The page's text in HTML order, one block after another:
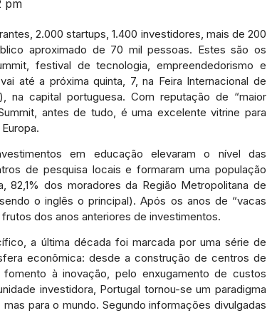
pm
2.000 startups, 1.400 investidores, mais de 200
aproximado de 70 mil pessoas. Estes são os
festival de tecnologia, empreendedorismo e
até a próxima quinta, 7, na Feira Internacional de
na capital portuguesa. Com reputação de “maior
antes de tudo, é uma excelente vitrine para
em educação elevaram o nível das
de pesquisa locais e formaram uma população
82,1% dos moradores da Região Metropolitana de
o inglês o principal). Após os anos de “vacas
dos anos anteriores de investimentos.
a última década foi marcada por uma série de
econômica: desde a construção de centros de
à inovação, pelo enxugamento de custos
investidora, Portugal tornou-se um paradigma
mas para o mundo. Segundo informações divulgadas